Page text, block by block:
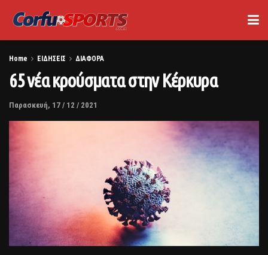
Home ΕΙΔΗΣΕΙΣ ΔΙΑΦΟΡΑ
65 νέα κρούσματα στην Κέρκυρα
Παρασκευή, 17 / 12 / 2021